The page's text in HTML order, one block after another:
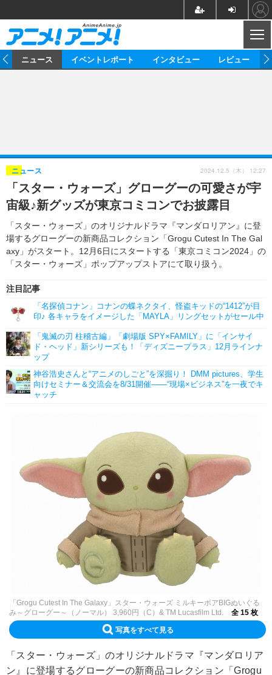
ゲーム グッズ
イベント 海外
海外イベント ビジネス
俳優・タレント アーティスト
ビジネス
アニメ 実写
イベント
ゲーム 座談会
動画
アニメ！アニメ！TV ABEMA Cafe
ニュース イベントレポート インタビュー レビュー
「スター・ウォーズ」グローグーの可愛さが宇
宙級♪新グッズが東京コミコンでお披露目
「スター・ウォーズ」のオリジナルドラマ『マンダロリアン』に登
場するグローグーの新商品コレクション「Grogu Cutest In The Gal
axy」がスタート。12月6日にスタートする「東京コミコン2024」の
「スター・ウォーズ」ポップアップストアにて取り扱う。
ニュース
注目記事
「名探偵コナン」コナンの蝶ネクタイ、怪盗キッドの“1412”が目
印♪ 各キャラをイメージした「MAYLA」リングセットがセール中
「鬼滅の刃 柱稽古編」「劇場版 SPY×FAMILY」に「インサイ
ド・ヘッド」新シリーズも！「ディズニープラス」12月ラインナ
ップ
神谷浩史さんと“アニメのしごと”を深掘り！ DMM pictures、学生
向けセミナー＆交流会を8/31開催――“現場×ビジネス”を一夜でキ
ャッチ
2024.12.5（木） 12:27
「Grogu Cutest In The Galaxy」スター・ウォーズ ミルキーボアBIGぬいぐる
み～グローグー～（ノーマル） 3,960円（C）& TM Lucasfilm Ltd.
全 15 枚
写真をすべて見る
「スター・ウォーズ」のオリジナルドラマ『マンダロリア
ン』に登場するグローグーの新商品コレクション「Grogu